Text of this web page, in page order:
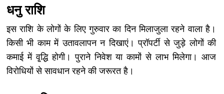
धनु राशि
इस राशि के लोगों के लिए गुरुवार का दिन मिलाजुला रहने वाला है।
किसी भी काम में उतावलापन न दिखाएं। प्रॉपर्टी से जुड़े लोगों की
कमाई में वृ्द्धि होगी। पुराने निवेश या कामों से लाभ मिलेगा। आज
विरोधियों से सावधान रहने की जरूरत है।